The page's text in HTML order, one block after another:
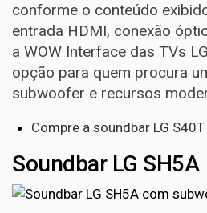
conforme o conteúdo
entrada HDMI, conexão
a WOW Interface das TVs
opção para quem procura
subwoofer e recursos
Compre a soundbar LG S40T
Soundbar LG SH5A